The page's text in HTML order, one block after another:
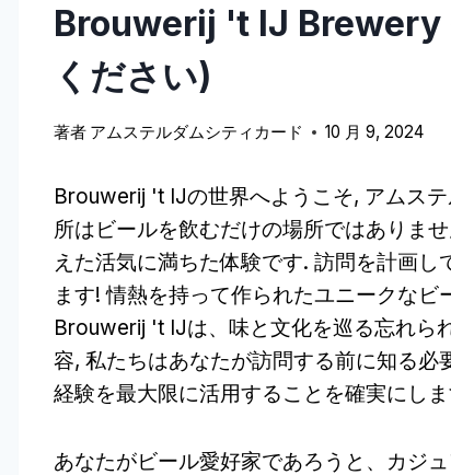
Brouwerij 't IJ Brewery
ください)
著者 アムステルダムシティカード 10 月 9, 2024
Brouwerij 't IJの世界へようこそ, アムス
所はビールを飲むだけの場所ではありま
えた活気に満ちた体験です. 訪問を計画
ます! 情熱を持って作られたユニークな
Brouwerij 't IJは、味と文化を巡る忘れら
容, 私たちはあなたが訪問する前に知る
経験を最大限に活用することを確実にし
あなたがビール愛好家であろうと、カジ